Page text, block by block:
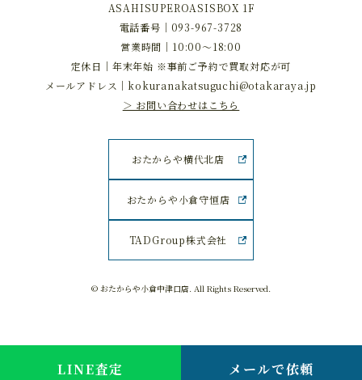
ASAHISUPEROASISBOX 1F
電話番号｜ 093-967-3728
営業時間｜10:00～18:00
定休日｜年末年始 ※事前ご予約で買取対応が可
メールアドレス｜ kokuranakatsuguchi@otakaraya.jp
＞ お問い合わせはこちら
おたからや横代北店
おたからや小倉守恒店
TADGroup株式会社
© おたからや小倉中津口店. All Rights Reserved.
LINE査定 メールで依頼